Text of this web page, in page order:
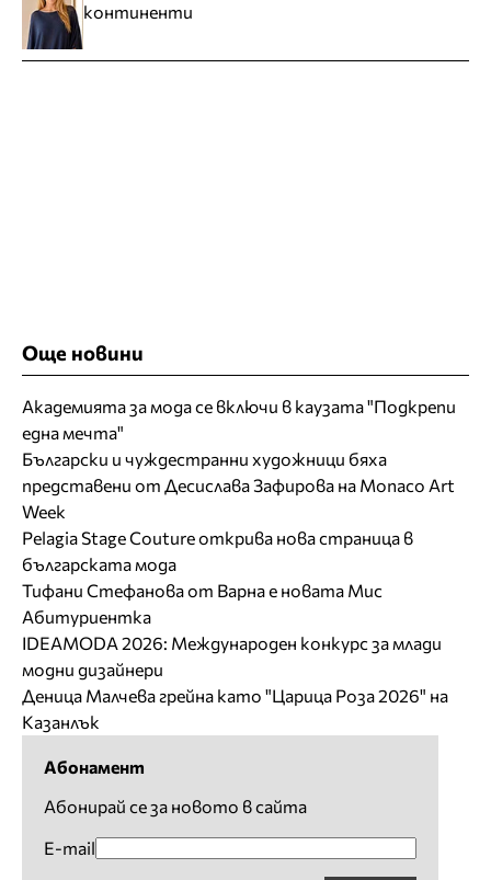
континенти
Още новини
Академията за мода се включи в каузата "Подкрепи
една мечта"
Български и чуждестранни художници бяха
представени от Десислава Зафирова на Monaco Art
Week
Pelagia Stage Couture открива нова страница в
българската мода
Тифани Стефанова от Варна е новата Мис
Абитуриентка
IDEAMODA 2026: Международен конкурс за млади
модни дизайнери
Деница Малчева грейна като "Царица Роза 2026" на
Казанлък
Абонамент
Абонирай се за новото в сайта
E-mail